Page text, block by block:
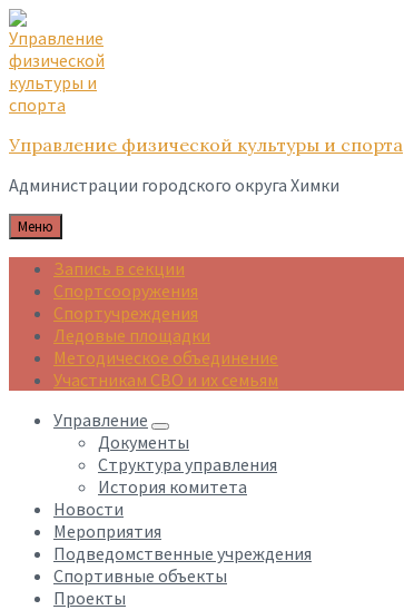
Skip
to
content
Skip
to
main
navigation
Skip
to
footer
Управление физической культуры и спорта
Администрации городского округа Химки
Меню
Запись в секции
Спортсооружения
Спортучреждения
Ледовые площадки
Методическое объединение
Участникам СВО и их семьям
Управление
Документы
Структура управления
История комитета
Новости
Мероприятия
Подведомственные учреждения
Спортивные объекты
Проекты